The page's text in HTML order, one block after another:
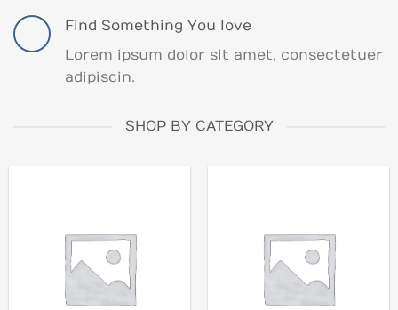
Find Something You love
Lorem ipsum dolor sit amet, consectetuer
adipiscin.
SHOP BY CATEGORY